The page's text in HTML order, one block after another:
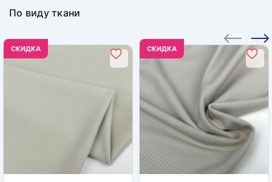
По виду ткани
CКИДКА CКИДКА